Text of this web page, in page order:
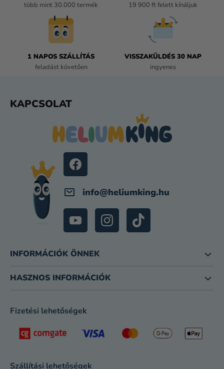
I
több mint 30.000 termék
19 900 ft felett kínáljuk
1 NAPOS SZÁLLÍTÁS
feladást követően
VISSZAKÜLDÉS 30 NAP
ingyenes
KAPCSOLAT
info@heliumking.hu
INFORMÁCIÓK ÖNNEK
HASZNOS INFORMÁCIÓK
Fizetési lehetőségek
Szállítási lehetőségek